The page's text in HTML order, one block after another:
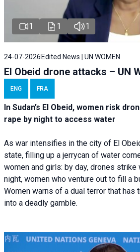
1 1 1
24-07-2026Edited News | UN WOMEN
El Obeid drone attacks – UN
ENG FRA
In Sudan’s El Obeid, women risk
rape by night to access water
As war intensifies in the city of El
state, filling up a jerrycan of water
women and girls: by day, drones strike
night, women who venture out to fill a
Women warns of a dual terror that has
into a deadly gamble.